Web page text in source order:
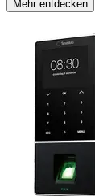
Mehr entdecken